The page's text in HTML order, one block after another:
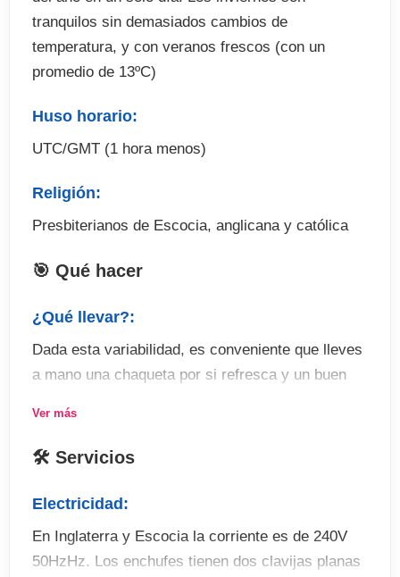
tranquilos sin demasiados cambios de
temperatura, y con veranos frescos (con un
promedio de 13ºC)
Huso horario:
UTC/GMT (1 hora menos)
Religión:
Presbiterianos de Escocia, anglicana y católica
🎯 Qué hacer
¿Qué llevar?:
Dada esta variabilidad, es conveniente que lleves
a mano una chaqueta por si refresca y un buen
zapatos cómodos para recorrer a pie la ciudad.
Actividades:
Edinburgo es una ciudad vibrante, llena de vida
cultural y posibilidades de ocio. Hay cientos de
Ver más
🛠 Servicios
Electricidad:
En Inglaterra y Escocia la corriente es de 240V
50HzHz. Los enchufes tienen dos clavijas planas